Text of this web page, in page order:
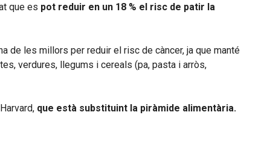
que es pot reduir en un 18 % el risc de patir la
de les millors per reduir el risc de càncer, ja que manté
verdures, llegums i cereals (pa, pasta i arròs,
que està substituint la piràmide alimentària.